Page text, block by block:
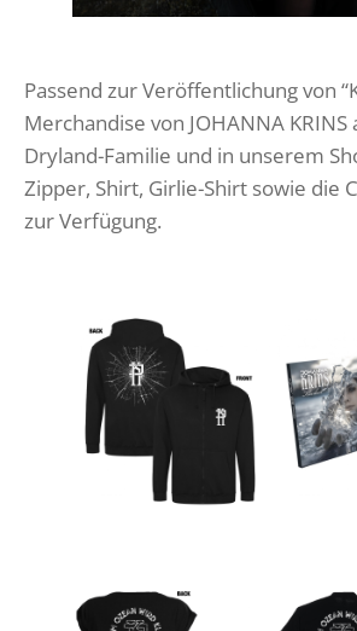
Passend zur Veröffentlichung von
Merchandise von JOHANNA
Dryland-Familie und in unserem
Zipper, Shirt, Girlie-Shirt sowie die
zur Verfügung.